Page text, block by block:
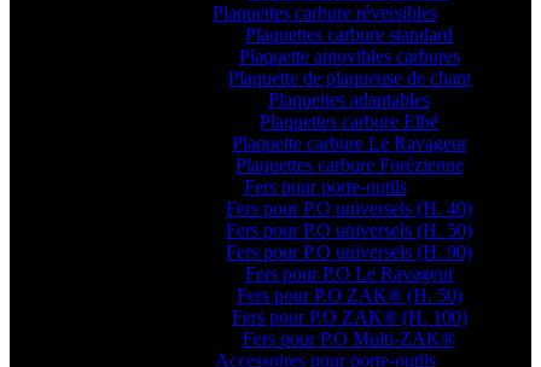
Plaquettes carbure réversibles
Plaquettes carbure standard
Plaquette amovibles carbures
Plaquette de plaqueuse de chant
Plaquettes adaptables
Plaquettes carbure Elbé
Plaquette carbure Le Ravageur
Plaquettes carbure Forézienne
Fers pour porte-outils
Fers pour P.O universels (H. 40)
Fers pour P.O universels (H. 50)
Fers pour P.O universels (H. 90)
Fers pour P.O Le Ravageur
Fers pour P.O ZAK® (H. 50)
Fers pour P.O ZAK® (H. 100)
Fers pour P.O Multi-ZAK®
Accessoires pour porte-outils